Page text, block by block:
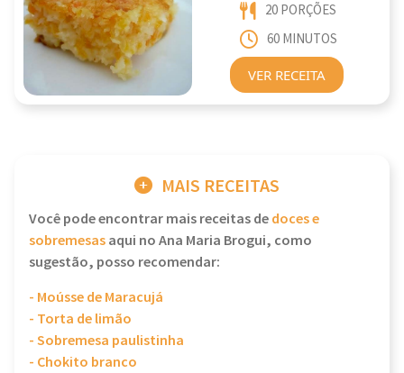
20 PORÇÕES
60 MINUTOS
VER RECEITA
MAIS RECEITAS
Você pode encontrar mais receitas dedoces e
sobremesasaqui no Ana Maria Brogui, como
sugestão, posso recomendar:
- Moússe de Maracujá
- Torta de limão
- Sobremesa paulistinha
- Chokito branco